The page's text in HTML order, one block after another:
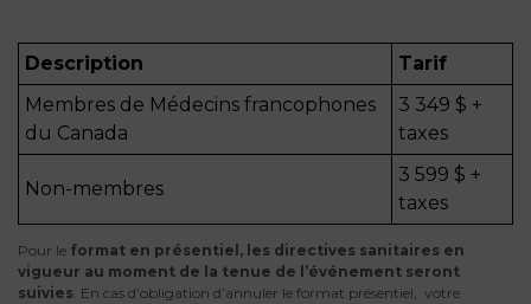
Description
Tarif
Membres de Médecins francophones
du Canada
3 349 $ +
taxes
Non-membres
3 599 $ +
taxes
Pour le format en présentiel, les directives sanitaires en
vigueur au moment de la tenue de l’événement seront
suivies. En cas d’obligation d’annuler le format présentiel, votre